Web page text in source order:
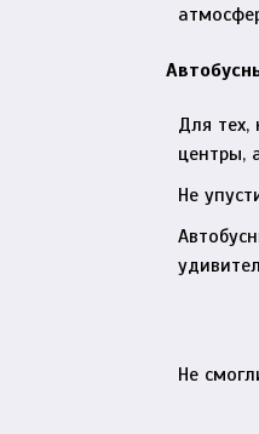
Для тех,
центры,
Не
Не